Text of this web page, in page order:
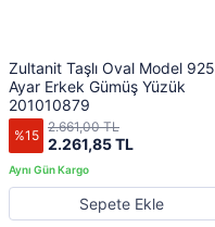
Zultanit Taşlı Oval Model 925
Ayar Erkek Gümüş Yüzük
201010879
%15 2.261,85 TL
2.661,00 TL
Sepete Ekle